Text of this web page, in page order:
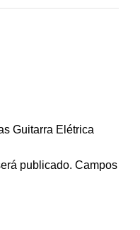
Guitarra Elétrica
publicado. Campos